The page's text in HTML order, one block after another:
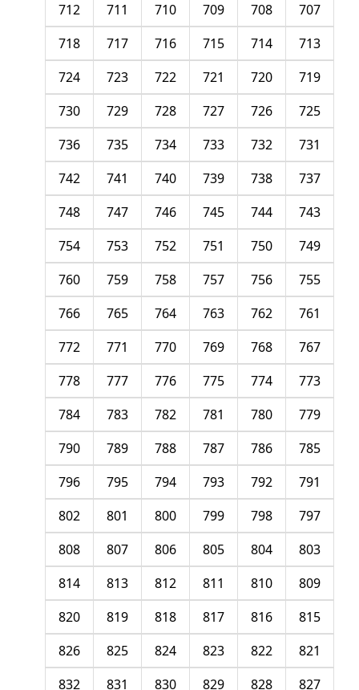
707
708
709
710
711
712
713
714
715
716
717
718
719
720
721
722
723
724
725
726
727
728
729
730
731
732
733
734
735
736
737
738
739
740
741
742
743
744
745
746
747
748
749
750
751
752
753
754
755
756
757
758
759
760
761
762
763
764
765
766
767
768
769
770
771
772
773
774
775
776
777
778
779
780
781
782
783
784
785
786
787
788
789
790
791
792
793
794
795
796
797
798
799
800
801
802
803
804
805
806
807
808
809
810
811
812
813
814
815
816
817
818
819
820
821
822
823
824
825
826
827
828
829
830
831
832